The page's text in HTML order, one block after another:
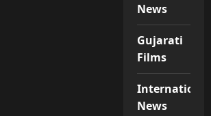
News
Gujarati
Films
International
News